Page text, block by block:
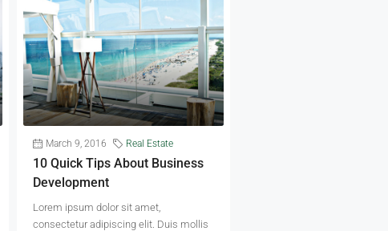
March 9, 2016 Real Estate
10 Quick Tips About Business
Development
Lorem ipsum dolor sit amet,
consectetur adipiscing elit. Duis mollis